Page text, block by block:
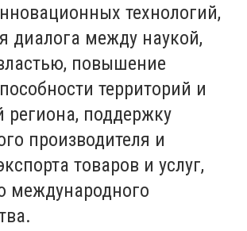
технологий,
диалога между наукой,
повышение
территорий и
региона, поддержку
производителя и
товаров и услуг,
международного